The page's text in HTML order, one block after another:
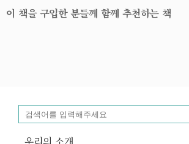
이 책을 구입한 분들께 함께 추천하는 책